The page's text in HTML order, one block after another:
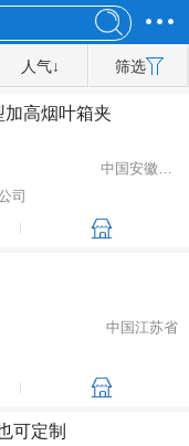
人气↓ 筛选
高烟叶箱夹
中国安徽省安庆市
司
中国江苏省
可定制